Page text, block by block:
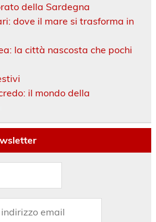
della Sardegna
dove il mare si trasforma in
la città nascosta che pochi
il mondo della